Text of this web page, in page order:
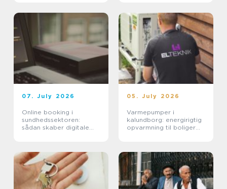
07. July 2026
Online booking i
sundhedssektoren:
sådan skaber digitale
05. July 2026
Varmepumper i
kalundborg: energirigtig
opvarmning til boliger